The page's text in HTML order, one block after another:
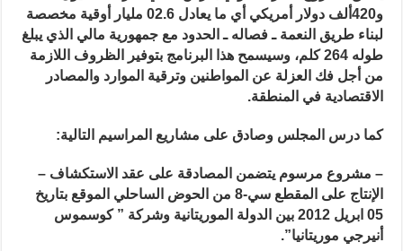
و420ألف دولار أمريكي أي ما يعادل 02.6 مليار أوقية مخصصة
لبناء طريق النعمة ـ فصاله ـ الحدود مع جمهورية مالي الذي يبلغ
طوله 264 كلم، وسيسمح هذا البرنامج بتوفير الظروف اللازمة
من أجل فك العزلة عن المواطنين وترقية الموارد والمصادر
الاقتصادية في المنطقة.
كما درس المجلس وصادق على مشاريع المراسيم التالية:
– مشروع مرسوم يتضمن المصادقة على عقد الاستكشاف –
الإنتاج على المقطع سي-8 من الحوض الساحلي الموقع بتاريخ
05 ابريل 2012 بين الدولة الموريتانية وشركة ” كوسموس
أنيرجي موريتانيا”.